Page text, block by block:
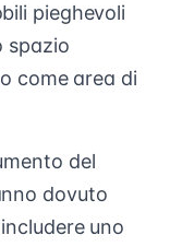
pieghevoli
spazio
come area di
del
dovuto
uno